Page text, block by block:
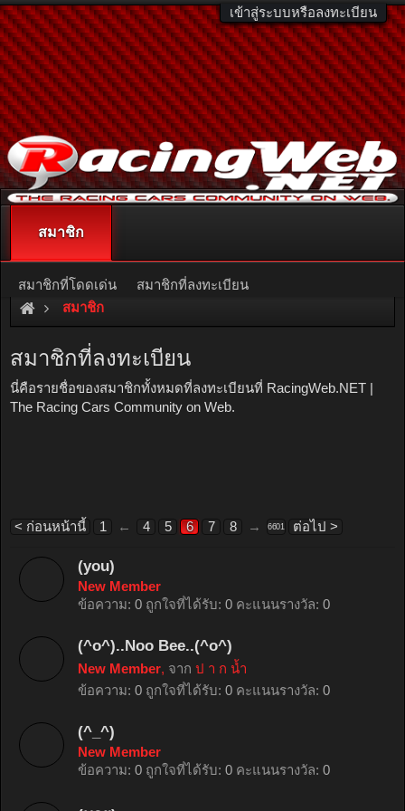
เข้าสู่ระบบหรือลงทะเบียน
ติดต่อลงโฆษณา
หรืออ่านรายละเอียดเพิ่มเติม คลิกที่นี่
สมาชิก
สมาชิกที่ลงทะเบียน
นี่คือรายชื่อของสมาชิกทั้งหมดที่ลงทะเบียนที่ RacingWeb.NET |
The Racing Cars Community on Web.
< ก่อนหน้านี้ 1 ← 4 5 6 7 8 → 6601 ต่อไป >
(you)
New Member
ข้อความ: 0 ถูกใจที่ได้รับ: 0 คะแนนรางวัล: 0
(^o^)..Noo Bee..(^o^)
New Member, จาก ป า ก น้ำ
ข้อความ: 0 ถูกใจที่ได้รับ: 0 คะแนนรางวัล: 0
(^_^)
New Member
ข้อความ: 0 ถูกใจที่ได้รับ: 0 คะแนนรางวัล: 0
สมาชิก
สมาชิกที่โดดเด่น สมาชิกที่ลงทะเบียน
ผู้ใช้งานในขณะนี้ กิจกรรมล่าสุด
โพสต์ข้อมูลส่วนตัวใหม่